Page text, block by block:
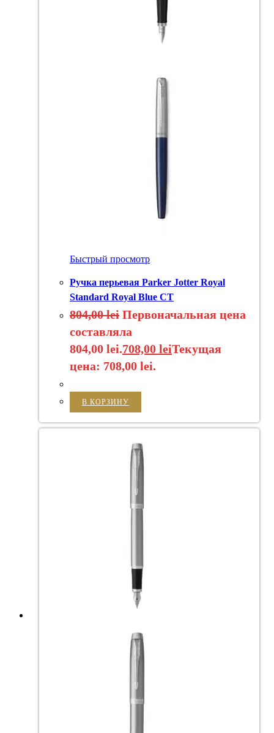
Быстрый просмотр
Ручка перьевая Parker Jotter Royal
Standard Royal Blue CT
804,00lei Первоначальная цена
составляла
804,00 lei.708,00 leiТекущая
цена: 708,00 lei.
В КОРЗИНУ